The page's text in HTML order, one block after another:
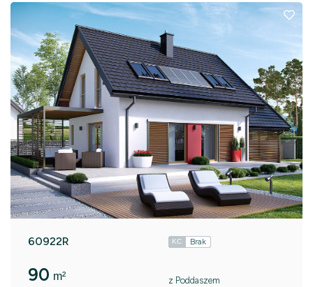
60922R KC Brak
90 m² z Poddaszem